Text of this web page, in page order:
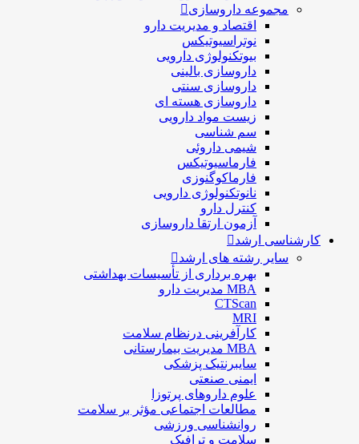
مجموعه داروسازی
اقتصاد و مديريت دارو
نوتراسیوتیکس
بيوتكنولوژی دارویی
داروسازی بالينی
داروسازی سنتی
داروسازی هسته ای
زیست مواد دارویی
سم شناسی
شيمی داروئی
فارماسيوتيكس
فارماكوگنوزی
نانوتکنولوژی دارویی
كنترل دارو
آزمون ارتقا داروسازی
کارشناسی ارشد
سایر رشته های ارشد
بهره برداری از تأسیسات بهداشتی
MBA مدیریت دارو
CTScan
MRI
کارآفرینی درنظام سلامت
MBA مدیریت بیمارستانی
سایبرنتیک پزشکی
ایمنی صنعتی
علوم داروهای پرتوزا
مطالعات اجتماعی مؤثر بر سلامت
روانشناسی ورزشی
سلامت و ترافیک